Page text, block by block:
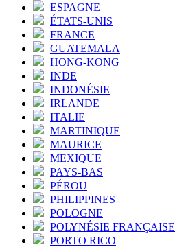
ESPAGNE
ÉTATS-UNIS
FRANCE
GUATEMALA
HONG-KONG
INDE
INDONÉSIE
IRLANDE
ITALIE
MARTINIQUE
MAURICE
MEXIQUE
PAYS-BAS
PÉROU
PHILIPPINES
POLOGNE
POLYNÉSIE FRANÇAISE
PORTO RICO